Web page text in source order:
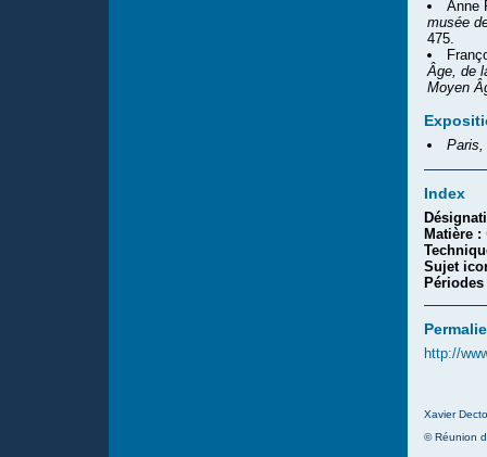
Anne
musée
475.
Âge, de
Moyen
Paris,
Index
Matière :
Sujet
http://
Xavier
© Réunion